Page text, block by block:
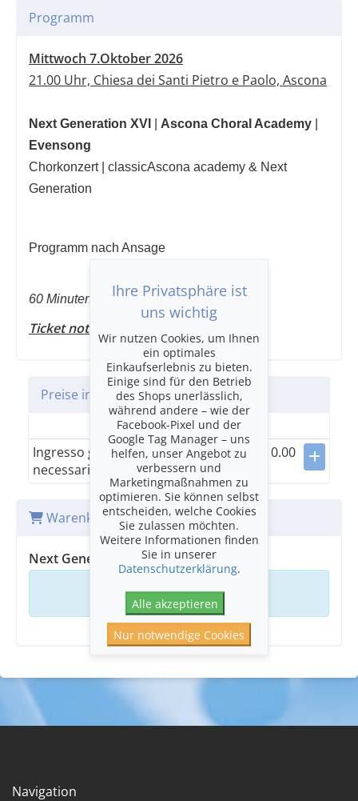
Programm
Mittwoch 7.Oktober 2026
21.00 Uhr, Chiesa dei Santi Pietro e Paolo, Ascona
Next Generation XVI Ascona Choral Academy
Evensong
Chorkonzert | classicAscona academy & Next
Generation
Programm nach Ansage
60 Minuten
Ticket notwendig
Preise in CHF
Categoria unica
Ingresso gratuito (biglietto
necessario)
0.00
Warenkorb
Next Generation XVI | Evensong
Ihr Warenkorb ist leer
Navigation
Ihre Privatsphäre ist
uns wichtig
Wir nutzen Cookies, um Ihnen
ein optimales
Einkaufserlebnis zu bieten.
Einige sind für den Betrieb
des Shops unerlässlich,
während andere – wie der
Facebook-Pixel und der
Google Tag Manager – uns
helfen, unser Angebot zu
verbessern und
Marketingmaßnahmen zu
optimieren. Sie können selbst
entscheiden, welche Cookies
Sie zulassen möchten.
Weitere Informationen finden
Sie in unserer
Datenschutzerklärung.
Alle akzeptieren
Nur notwendige Cookies